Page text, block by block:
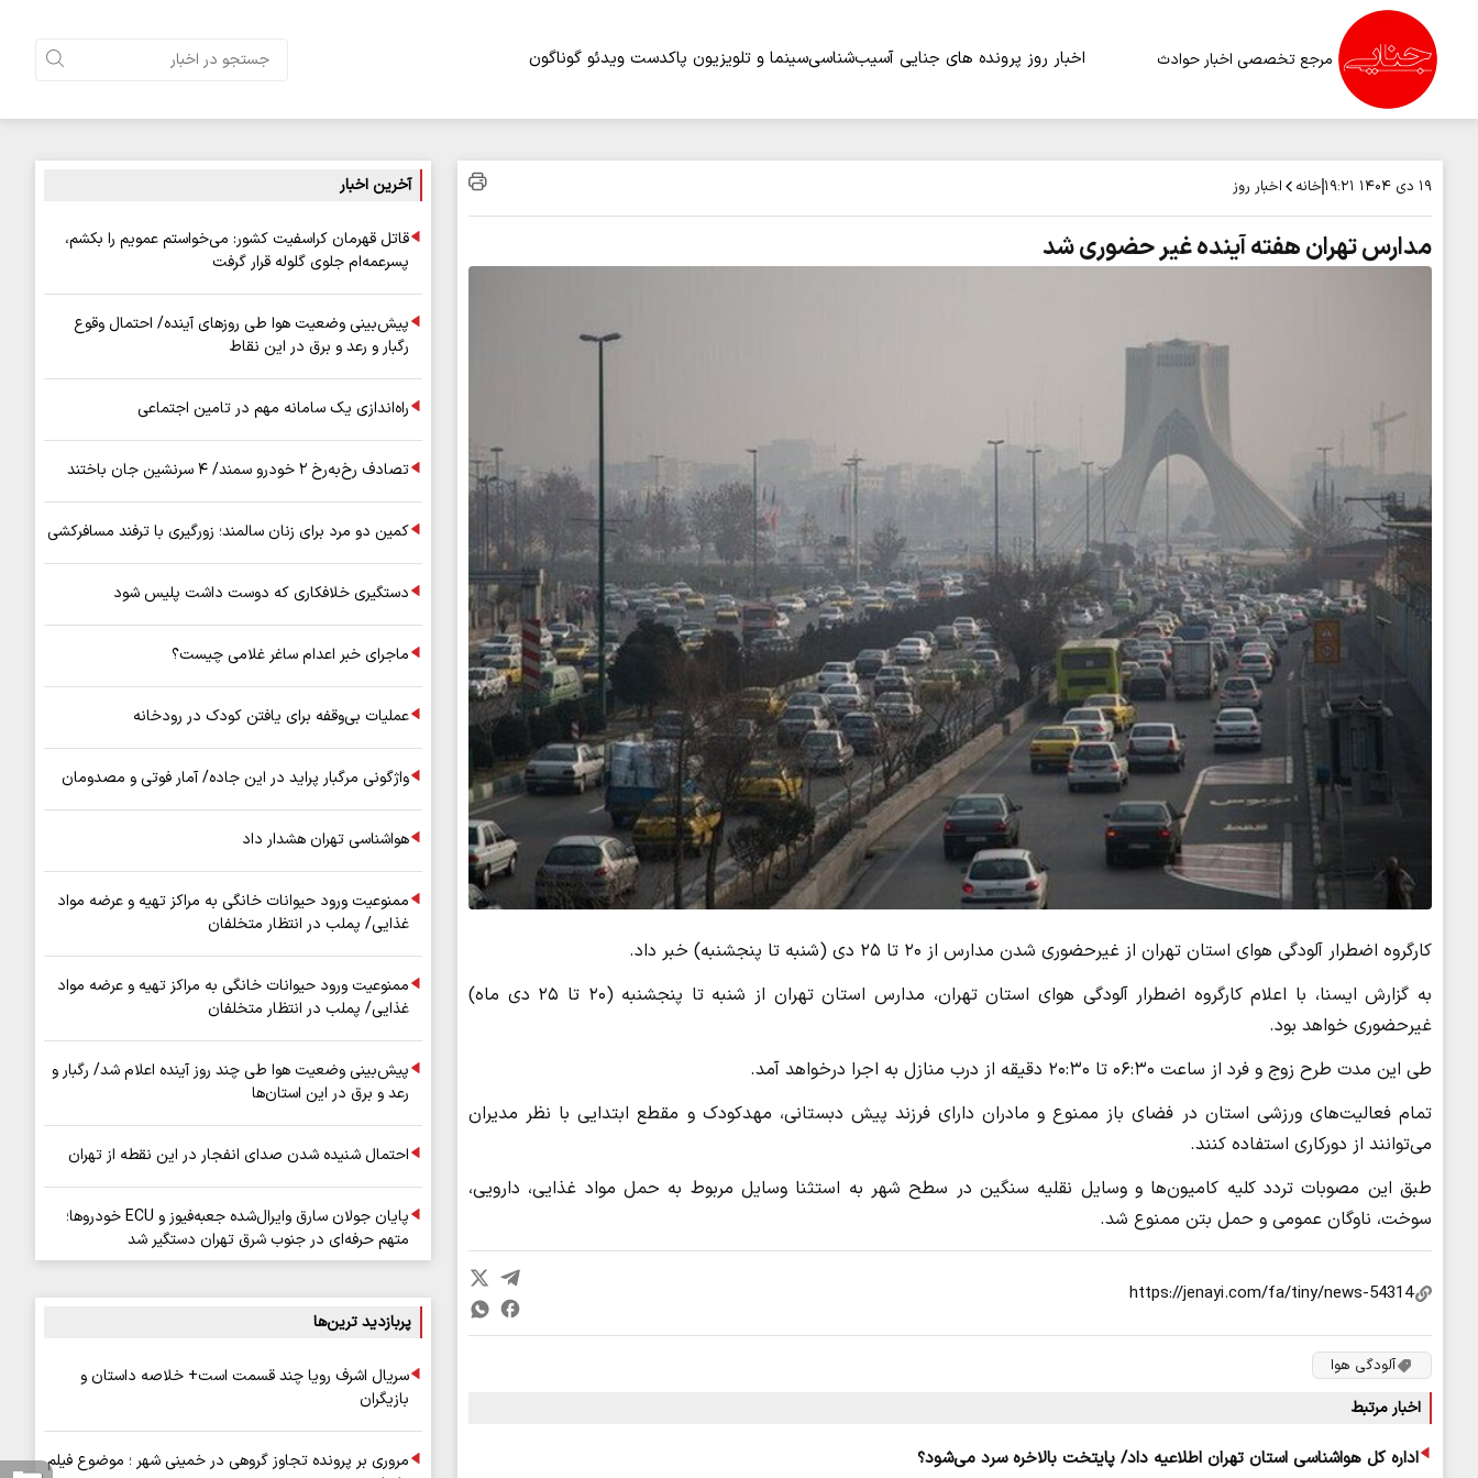
مرجع تخصصی اخبار حوادث اخبار روز پرونده های جنایی آسیب‌شناسیسینما و تلویزیون پاکدست ویدئو گوناگون
۱۹ دی ۱۴۰۴ ۱۹:۲۱ خانه اخبار روز
مدارس تهران هفته آینده غیر حضوری شد
کارگروه اضطرار آلودگی هوای استان تهران از غیرحضوری شدن مدارس از ۲۰ تا ۲۵ دی (شنبه تا پنجشنبه) خبر داد.
به گزارش ایسنا، با اعلام کارگروه اضطرار آلودگی هوای استان تهران، مدارس استان تهران از شنبه تا پنجشنبه (۲۰ تا ۲۵ دی ماه)
غیرحضوری خواهد بود.
طی این مدت طرح زوج و فرد از ساعت ۰۶:۳۰ تا ۲۰:۳۰ دقیقه از درب منازل به اجرا درخواهد آمد.
تمام فعالیت‌های ورزشی استان در فضای باز ممنوع و مادران دارای فرزند پیش دبستانی، مهدکودک و مقطع ابتدایی با نظر مدیران
می‌توانند از دورکاری استفاده کنند.
طبق این مصوبات تردد کلیه کامیون‌ها و وسایل نقلیه سنگین در سطح شهر به استثنا وسایل مربوط به حمل مواد غذایی، دارویی،
سوخت، ناوگان عمومی و حمل بتن ممنوع شد.
آلودگی هوا
اخبار مرتبط
اداره کل هواشناسی استان تهران اطلاعیه داد/ پایتخت بالاخره سرد می‌شود؟
آخرین اخبار
قاتل قهرمان کراسفیت کشور: می‌خواستم عمویم را بکشم،
پسرعمه‌ام جلوی گلوله قرار گرفت
پیش‌بینی وضعیت هوا طی روزهای آینده/ احتمال وقوع
رگبار و رعد و برق در این نقاط
راه‌اندازی یک سامانه مهم در تامین اجتماعی
تصادف رخ‌به‌رخ ۲ خودرو سمند/ ۴ سرنشین جان باختند
کمین دو مرد برای زنان سالمند؛ زورگیری با ترفند مسافرکشی
دستگیری خلافکاری که دوست داشت پلیس شود
ماجرای خبر اعدام ساغر غلامی چیست؟
عملیات بی‌وقفه برای یافتن کودک در رودخانه
واژگونی مرگبار پراید در این جاده/ آمار فوتی و مصدومان
هواشناسی تهران هشدار داد
ممنوعیت ورود حیوانات خانگی به مراکز تهیه و عرضه مواد
غذایی/ پملب در انتظار متخلفان
ممنوعیت ورود حیوانات خانگی به مراکز تهیه و عرضه مواد
غذایی/ پملب در انتظار متخلفان
پیش‌بینی وضعیت هوا طی چند روز آینده اعلام شد/ رگبار و
رعد و برق در این استان‌ها
احتمال شنیده شدن صدای انفجار در این نقطه از تهران
پایان جولان سارق وایرال‌شده جعبه‌فیوز و ECU خودروها؛
متهم حرفه‌ای در جنوب شرق تهران دستگیر شد
پربازدید ترین‌ها
سریال اشرف رویا چند قسمت است+ خلاصه داستان و
بازیگران
مروری بر پرونده تجاوز گروهی در خمینی شهر ؛ موضوع فیلم